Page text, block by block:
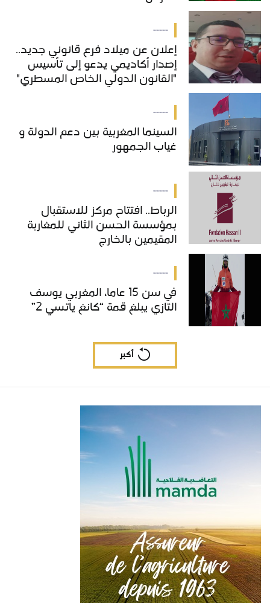
-----
إعلان عن ميلاد فرع قانوني جديد..
إصدار أكاديمي يدعو إلى تأسيس
"القانون الدولي الخاص المسطري"
-----
السينما المغربية بين دعم الدولة و
غياب الجمهور
-----
الرباط.. افتتاح مركز للاستقبال
بمؤسسة الحسن الثاني للمغاربة
المقيمين بالخارج
-----
في سن 15 عاما، المغربي يوسف
التازي يبلغ قمة “كانغ ياتسي 2”
أكبر